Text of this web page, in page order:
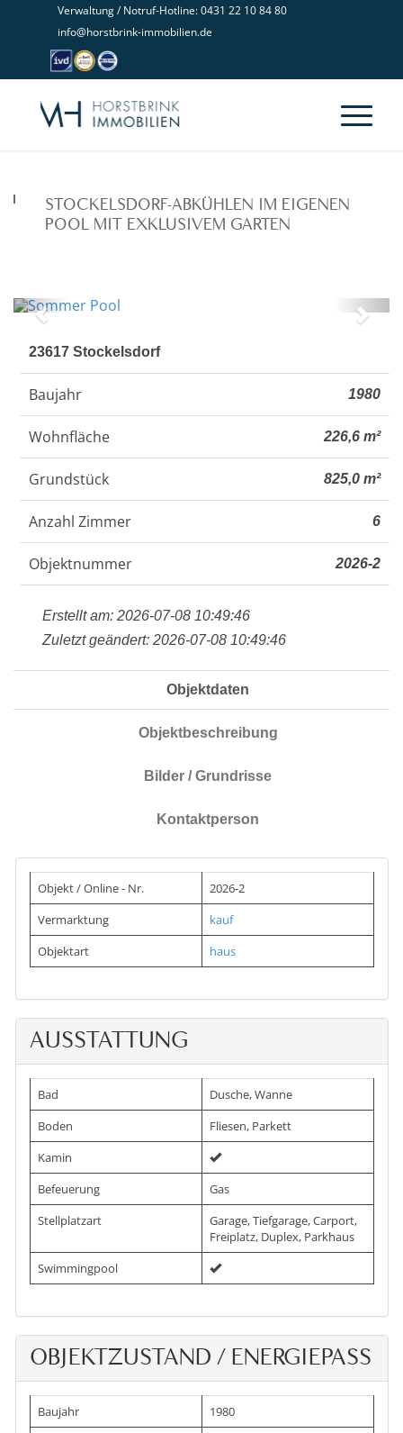
Verwaltung / Notruf-Hotline: 0431 22 10 84 80
info@horstbrink-immobilien.de
STOCKELSDORF-ABKÜHLEN IM EIGENEN
POOL MIT EXKLUSIVEM GARTEN
Zurück
23617 Stockelsdorf
Baujahr 1980
Wohnfläche 226,6 m²
Grundstück 825,0 m²
Anzahl Zimmer 6
Objektnummer 2026-2
Erstellt am: 2026-07-08 10:49:46
Zuletzt geändert: 2026-07-08 10:49:46
Objektdaten
Objektbeschreibung
Bilder / Grundrisse
Kontaktperson
Objekt / Online - Nr.
2026-2
Vermarktung
kauf
Objektart
haus
AUSSTATTUNG
Bad
Dusche, Wanne
Boden
Fliesen, Parkett
Kamin
Befeuerung
Gas
Stellplatzart
Garage, Tiefgarage, Carport,
Freiplatz, Duplex, Parkhaus
Swimmingpool
OBJEKTZUSTAND / ENERGIEPASS
Baujahr
1980